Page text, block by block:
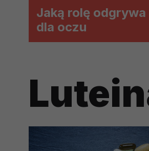
Jaką rolę
dla oczu